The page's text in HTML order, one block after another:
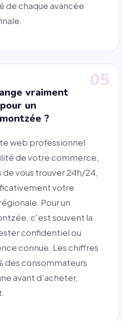
de chaque avancée
05
vraiment
un
?
web professionnel
de votre commerce,
vous trouver 24h/24,
votre
Pour un
c'est souvent la
confidentiel ou
connue. Les chiffres
des consommateurs
avant d'acheter,